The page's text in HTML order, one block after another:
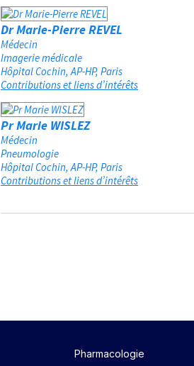
Dr Marie-Pierre REVEL
Médecin
Imagerie médicale
Hôpital Cochin, AP-HP Paris
Contributions et liens d’intérêts
Pr Marie WISLEZ
Médecin
Pneumologie
Hôpital Cochin, AP-HP Paris
Contributions et liens d’intérêts
Pharmacologie